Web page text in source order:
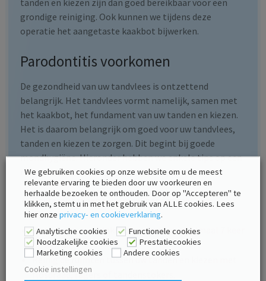
grondige reiniging. Ook kunnen we tijdens deze
operatie het aangetaste kaakbot bijwerken.
Parodontitis voorkomen
De gezondheid van uw tandvlees is ontzettend
belangrijk. Het tandvlees vormt namelijk, samen met
het kaakbot, het fundament van uw tanden en kiezen.
Het is daarom belangrijk om goed voor uw tandvlees,
tanden en kiezen te zorgen. Dit begint bij goede
mondhygiëne. Hieronder hebben we enkele tips op een
rijtje gezet voor een goede mondhygiëne:
Poets uw tanden tweemaal per dag met een
fluoridetandpasta.
Beperk eet- en drinkmomenten tot maximaal 7 keer
op een dag.
Reinig de ruimten tussen uw tanden en kiezen met
flosdraad, ragers of tandenstokers.
We gebruiken cookies op onze website om u de meest
relevante ervaring te bieden door uw voorkeuren en
herhaalde bezoeken te onthouden. Door op "Accepteren" te
klikken, stemt u in met het gebruik van ALLE cookies. Lees
hier onze privacy- en cookieverklaring.
Analytische cookies
Functionele cookies
Noodzakelijke cookies
Prestatiecookies
Marketing cookies
Andere cookies
Cookie instellingen